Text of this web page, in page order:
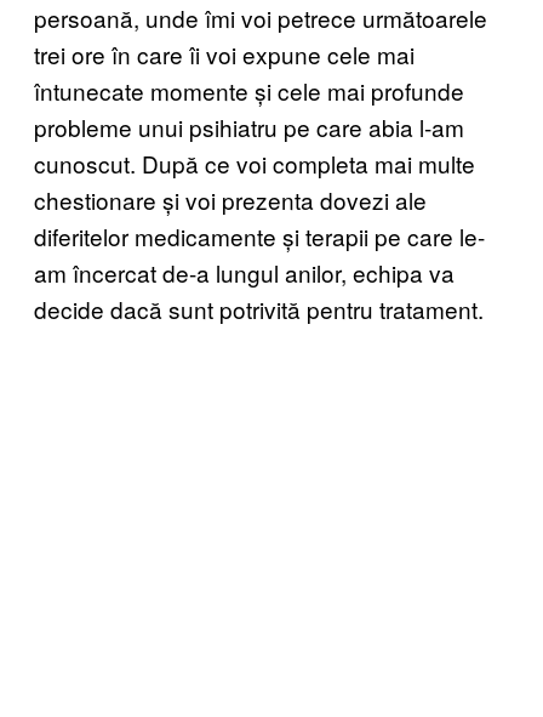
persoană, unde îmi voi petrece următoarele
trei ore în care îi voi expune cele mai
întunecate momente și cele mai profunde
probleme unui psihiatru pe care abia l-am
cunoscut. După ce voi completa mai multe
chestionare și voi prezenta dovezi ale
diferitelor medicamente și terapii pe care le-
am încercat de-a lungul anilor, echipa va
decide dacă sunt potrivită pentru tratament.